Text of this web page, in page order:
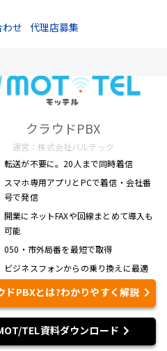
せ 代理店募集
クラウドPBX
運営：株式会社バルテック
転送が不要に。20人まで同時着信
スマホ専用アプリとPCで着信・会社番
号で発信
開業にネットFAXや回線まとめて導入も
可能
050・市外局番を最短で取得
ビジネスフォンからの乗り換えに最適
ドPBXとは?わかりやすく解説
TEL資料ダウンロード